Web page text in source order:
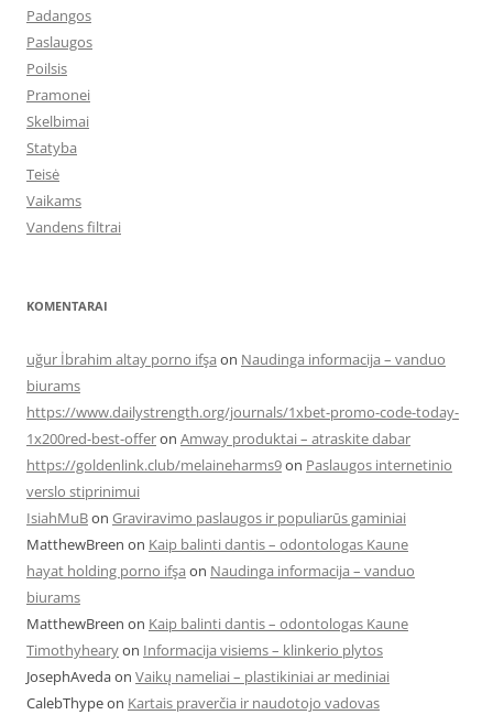
Padangos
Paslaugos
Poilsis
Pramonei
Skelbimai
Statyba
Teisė
Vaikams
Vandens filtrai
KOMENTARAI
uğur İbrahim altay porno ifşa on Naudinga informacija – vanduo
biurams
https://www.dailystrength.org/journals/1xbet-promo-code-today-
1x200red-best-offeron Amway produktai – atraskite dabar
https://goldenlink.club/melaineharms9on Paslaugos internetinio
verslo stiprinimui
IsiahMuBon Graviravimo paslaugos ir populiarūs gaminiai
MatthewBreen on Kaip balinti dantis – odontologas Kaune
hayat holding porno ifşa on Naudinga informacija – vanduo
biurams
MatthewBreen on Kaip balinti dantis – odontologas Kaune
Timothyhearyon Informacija visiems – klinkerio plytos
JosephAvedaon Vaikų nameliai – plastikiniai ar mediniai
CalebThypeon Kartais praverčia ir naudotojo vadovas